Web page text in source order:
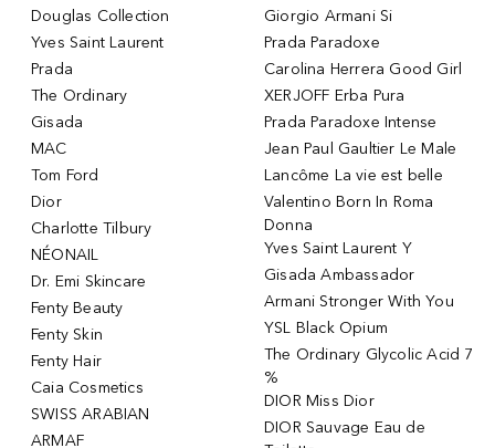
Douglas Collection
Yves Saint Laurent
Prada
The Ordinary
Gisada
MAC
Tom Ford
Dior
Charlotte Tilbury
NÉONAIL
Dr. Emi Skincare
Fenty Beauty
Fenty Skin
Fenty Hair
Caia Cosmetics
SWISS ARABIAN
ARMAF
Giorgio Armani Si
Prada Paradoxe
Carolina Herrera Good Girl
XERJOFF Erba Pura
Prada Paradoxe Intense
Jean Paul Gaultier Le Male
Lancôme La vie est belle
Valentino Born In Roma
Donna
Yves Saint Laurent Y
Gisada Ambassador
Armani Stronger With You
YSL Black Opium
The Ordinary Glycolic Acid 7
%
DIOR Miss Dior
DIOR Sauvage Eau de